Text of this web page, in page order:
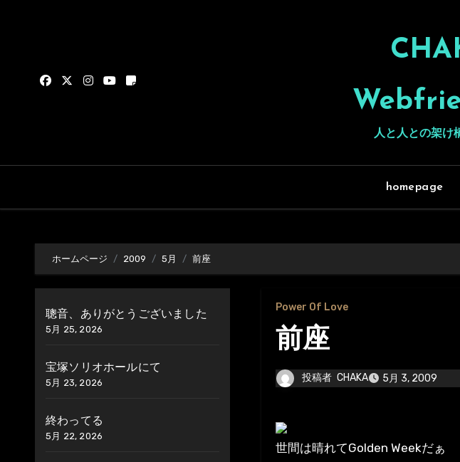
人と人との架け
homepage
ホームページ 2009 5月 前座
聰音、ありがとうございました
5月 25, 2026
宝塚ソリオホールにて
5月 23, 2026
終わってる
5月 22, 2026
Power Of Love
前座
投稿者 CHAKA 5月 3, 2009
世間は晴れてGolden Weekだぁ